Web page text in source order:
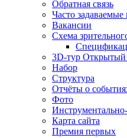
Обратная связь
Часто
Вакансии
Схема
3D-тур
Набор
Структура
Отчёты о
Фото
Карта сайта
Премия первых